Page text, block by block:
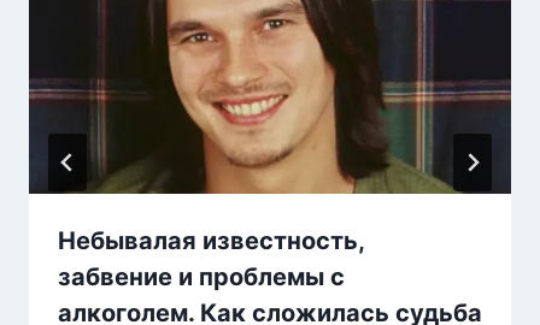
Небывалая известность,
забвение и проблемы с
алкоголем. Как сложилась судьба